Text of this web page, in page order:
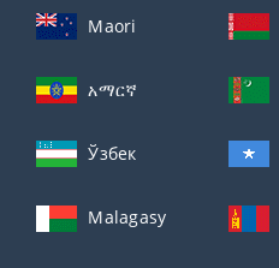
Maori
አማርኛ
Ўзбек
Malagasy